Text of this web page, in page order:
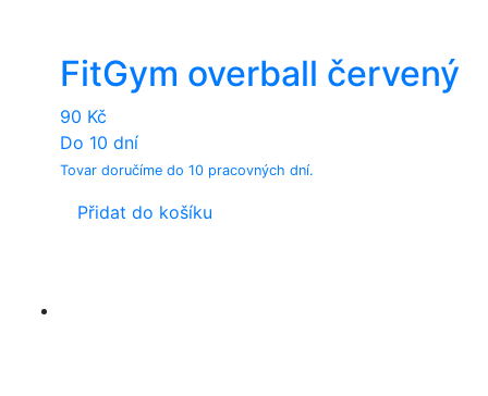
FitGym overball červený
90 Kč
Do 10 dní
Tovar doručíme do 10 pracovných dní.
Přidat do košíku